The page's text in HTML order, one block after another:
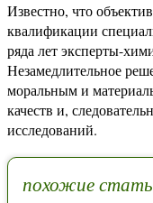
Известно, что
квалификации
ряда лет эксперты-
Незамедлительное
моральным и
качеств и,
исследований.
похожие